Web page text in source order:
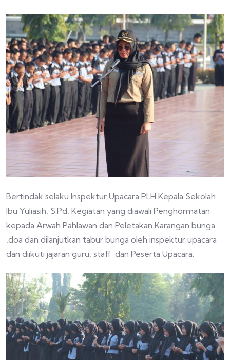
Bertindak selaku Inspektur Upacara PLH Kepala Sekolah
Ibu Yuliasih, S.Pd, Kegiatan yang diawali Penghormatan
kepada Arwah Pahlawan dan Peletakan Karangan bunga
,doa dan dilanjutkan tabur bunga oleh inspektur upacara
dan diikuti jajaran guru, staff dan Peserta Upacara.